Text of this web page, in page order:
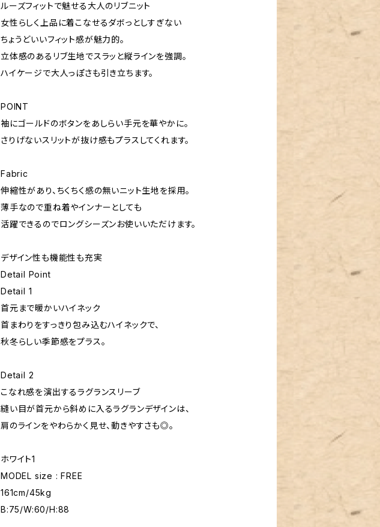
ルーズフィットで魅せる大人のリブニット
女性らしく上品に着こなせるダボっとしすぎない
ちょうどいいフィット感が魅力的。
立体感のあるリブ生地でスラッと縦ラインを強調。
ハイケージで大人っぽさも引き立ちます。
POINT
袖にゴールドのボタンをあしらい手元を華やかに。
さりげないスリットが抜け感もプラスしてくれます。
Fabric
伸縮性があり、ちくちく感の無いニット生地を採用。
薄手なので重ね着やインナーとしても
活躍できるのでロングシーズンお使いいただけます。
デザイン性も機能性も充実
Detail Point
Detail 1
首元まで暖かいハイネック
首まわりをすっきり包み込むハイネックで、
秋冬らしい季節感をプラス。
Detail 2
こなれ感を演出するラグランスリーブ
縫い目が首元から斜めに入るラグランデザインは、
肩のラインをやわらかく見せ、動きやすさも◎。
ホワイト1
MODEL size : FREE
161cm/45kg
B:75/W:60/H:88